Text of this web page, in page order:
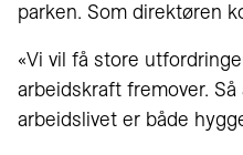
parken. Som direktøren
«Vi vil få store
arbeidskraft fremover.
arbeidslivet er både